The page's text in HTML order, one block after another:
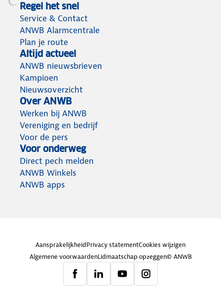
Regel het snel
Service & Contact
ANWB Alarmcentrale
Plan je route
Altijd actueel
ANWB nieuwsbrieven
Kampioen
Nieuwsoverzicht
Over ANWB
Werken bij ANWB
Vereniging en bedrijf
Voor de pers
Voor onderweg
Direct pech melden
ANWB Winkels
ANWB apps
AansprakelijkheidPrivacy statementCookies wijzigen
Algemene voorwaardenLidmaatschap opzeggen© ANWB